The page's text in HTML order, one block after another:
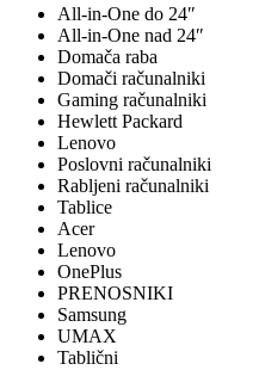
All-in-One do 24″
All-in-One nad 24″
Domača raba
Domači računalniki
Gaming računalniki
Hewlett Packard
Lenovo
Poslovni računalniki
Rabljeni računalniki
Tablice
Acer
Lenovo
OnePlus
PRENOSNIKI
Samsung
UMAX
Tablični